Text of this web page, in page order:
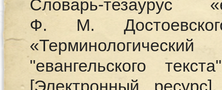
Словарь-тезаурус
Ф. М.
"евангельского
[Электронный